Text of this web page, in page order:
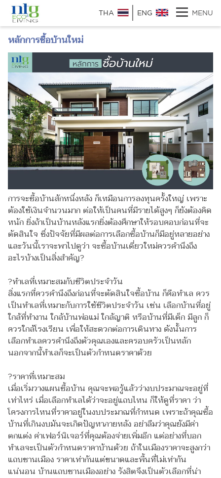
THA ENG MENU
หลักการซื้อบ้านใหม่
การจะซื้อบ้านสักหนึ่งหลัง ก็เหมือนการลงทุนครั้งใหญ่ เพราะ
ต้องใช้เงินจำนวนมาก ต่อให้เป็นคนที่มีรายได้สูงๆ ก็ยังต้องคิด
หนัก ยิ่งถ้าเป็นบ้านหลังแรกยิ่งต้องศึกษาให้รอบคอบก่อนที่จะ
ตัดสินใจ ซึ่งปัจจัยที่มีผลต่อการเลือกซื้อบ้านก็มีอยู่หลายอย่าง
และวันนี้เราจะพาไปดูว่า จะซื้อบ้านเดี่ยวใหม่ควรคำนึงถึง
อะไรบ้างเป็นสิ่งสำคัญ?
?ทำเลที่เหมาะสมกับชีวิตประจำวัน
สิ่งแรกที่ควรคำนึงถึงก่อนที่จะตัดสินใจซื้อบ้าน ก็คือทำเล ควร
เป็นทำเลที่เหมาะกับการใช้ชีวิตประจำวัน เช่น เลือกบ้านที่อยู่
ใกล้ที่ทำงาน ใกล้บ้านพ่อแม่ ใกล้ญาติ หรือบ้านที่มีเด็ก มีลูก ก็
ควรใกล้โรงเรียน เพื่อให้สะดวกต่อการเดินทาง ดังนั้นการ
เลือกทำเลควรคำนึงถึงตัวคุณเองและครอบครัวเป็นหลัก
นอกจากนี้ทำเลก็จะเป็นตัวกำหนดราคาด้วย
?ราคาที่เหมาะสม
เมื่อเริ่มวางแผนซื้อบ้าน คุณจะพอรู้แล้วว่างบประมาณจะอยู่ที่
เท่าไหร่ เมื่อเลือกทำเลได้ว่าจะอยู่แถบไหน ก็ให้ดูที่ราคา ว่า
โครงการไหนที่ราคาอยู่ในงบประมาณที่กำหนด เพราะถ้าคุณซื้อ
บ้านที่เกินงบมันจะเกิดปัญหาภายหลัง อย่าลืมว่าคุณยังมีค่า
ตกแต่ง ค่าเฟอร์นิเจอร์ที่คุณต้องจ่ายเพิ่มอีก แต่อย่างที่บอก
ทำเลจะเป็นตัวกำหนดราคาบ้านด้วย ถ้าในเมืองราคาจะสูงกว่า
แถบชานเมือง ราคาเท่ากันแต่ขนาดและพื้นที่ไม่เท่ากัน
แน่นอน บ้านแถบชานเมืองอย่าง รังสิตจึงเป็นตัวเลือกที่น่า